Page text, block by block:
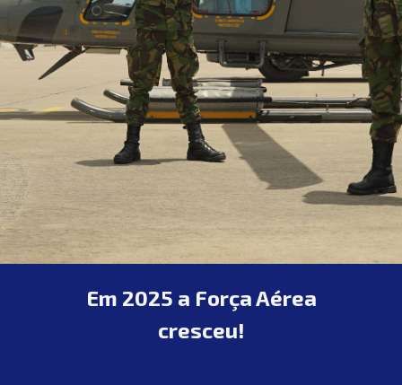
Em 2025 a Força Aérea
cresceu!